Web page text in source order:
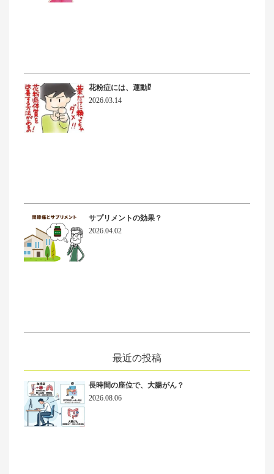
花粉症には、運動⁉
2026.03.14
サプリメントの効果？
2026.04.02
最近の投稿
長時間の座位で、大腸がん？
2026.08.06